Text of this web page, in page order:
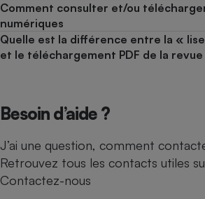
Comment consulter et/ou
numériques
Quelle est la différence entre la «
et le téléchargement PDF de la revue
Besoin d’aide ?
J’ai une question, comment
Retrouvez tous les contacts utiles
Contactez-nous